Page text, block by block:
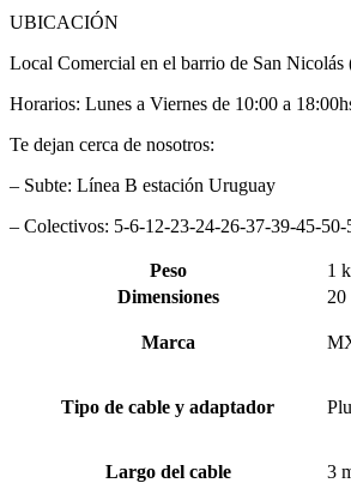
UBICACIÓN
Local Comercial en el barrio de San Nicolás
Horarios: Lunes a Viernes de 10:00 a
Te dejan cerca de nosotros:
– Subte: Línea B estación Uruguay
– Colectivos: 5-6-12-23-24-26-37-39-45-
Peso
1
Dimensiones
20
Marca
Tipo de cable y adaptador
Largo del cable 3